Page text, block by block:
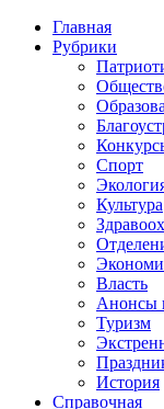
Главная
Рубрики
Спорт
Культура
Власть
Анонсы
Туризм
История
Справочная